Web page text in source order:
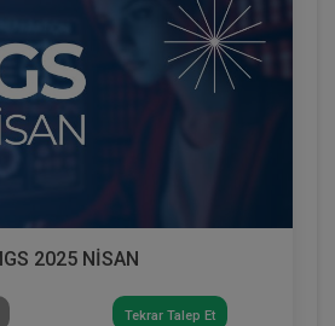
2025 NİSAN
Tekrar Talep Et